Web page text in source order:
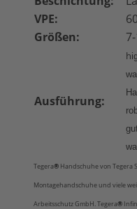
VPE:
Größen:
Ausführung:
h
Tegera® Handschuhevon Tegera
Montagehandschuhe und viele
Arbeitsschutz GmbH. Tegera®